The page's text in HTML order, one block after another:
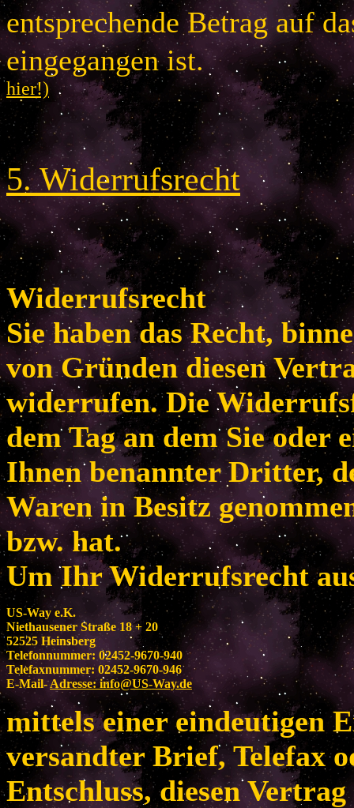
entsprechende Betrag auf
eingegangen
hier!)
5.Widerrufsrecht
Widerrufsrecht
Sie haben das Recht,
von Gründen diesen
widerrufen. Die
dem Tag an dem Sie oder
Ihnen benannter Dritter,
Waren in Besitz
bzw. hat.
Um Ihr Widerrufsrecht
US-Way e.K.
Niethausener Straße 18 + 20
52525 Heinsberg
Telefonnummer: 02452-9670-940
Telefaxnummer: 02452-9670-946
E-Mail-Adresse:info@US-Way.de
mittels einer eindeutigen
versandter Brief, Telefax
Entschluss, diesen